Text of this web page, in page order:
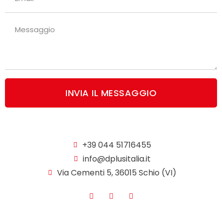
INVIA IL MESSAGGIO
+39 044 51716455
info@dplusitalia.it
Via Cementi 5, 36015 Schio (VI)